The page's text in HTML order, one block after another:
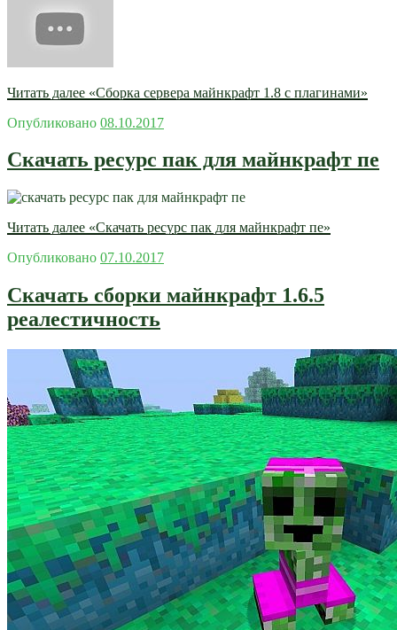
Читать далее «Сборка сервера майнкрафт 1.8 с плагинами»
Опубликовано 08.10.2017
Скачать ресурс пак для майнкрафт пе
Читать далее «Скачать ресурс пак для майнкрафт пе»
Опубликовано 07.10.2017
Скачать сборки майнкрафт 1.6.5
реалестичность